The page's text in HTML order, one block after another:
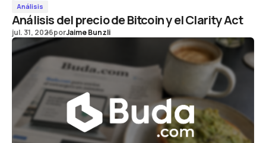
Análisis
Análisis del precio de Bitcoin y el Clarity Act
jul. 31, 2026porJaime Bunzli